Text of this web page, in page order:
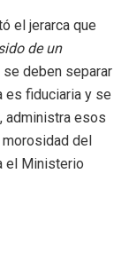
el jerarca que
de un
se deben separar
es fiduciaria y se
administra esos
del
el Ministerio